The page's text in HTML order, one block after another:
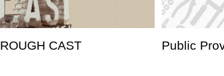
ROUGH CAST Public